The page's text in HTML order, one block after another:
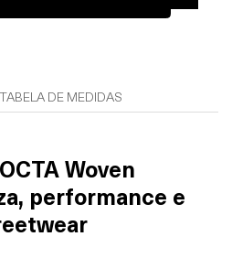
TABELA DE MEDIDAS
Woven
performance e